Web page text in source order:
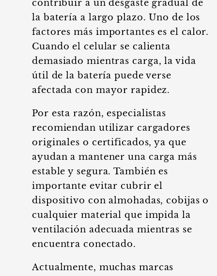
contribuir a un desgaste gradual de
la batería a largo plazo. Uno de los
factores más importantes es el calor.
Cuando el celular se calienta
demasiado mientras carga, la vida
útil de la batería puede verse
afectada con mayor rapidez.
Por esta razón, especialistas
recomiendan utilizar cargadores
originales o certificados, ya que
ayudan a mantener una carga más
estable y segura. También es
importante evitar cubrir el
dispositivo con almohadas, cobijas o
cualquier material que impida la
ventilación adecuada mientras se
encuentra conectado.
Actualmente, muchas marcas